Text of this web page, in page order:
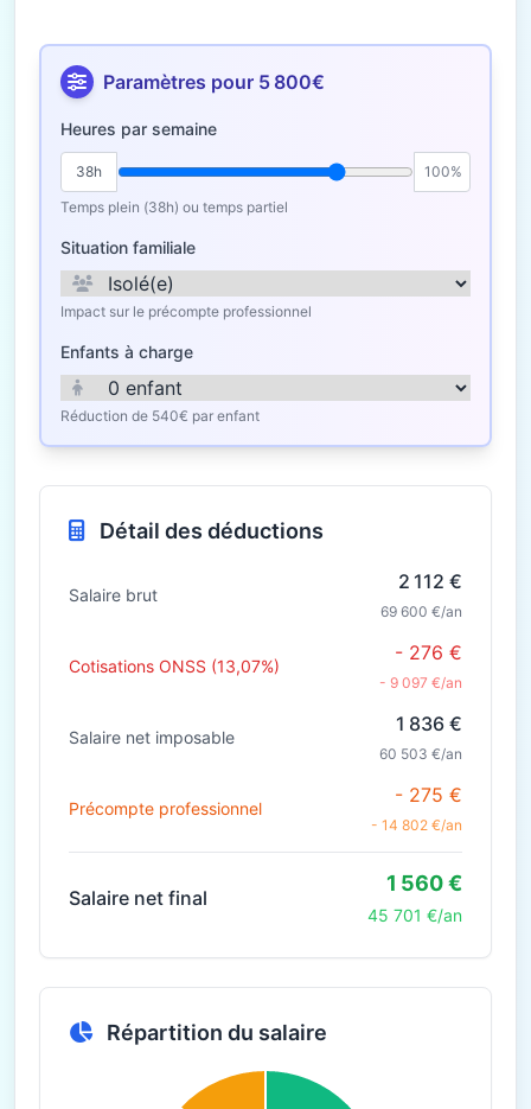
Paramètres pour 5 800€
Heures par semaine
38h
100%
Temps plein (38h) ou temps partiel
Situation familiale
Impact sur le précompte professionnel
Enfants à charge
Réduction de 540€ par enfant
Détail des déductions
Salaire brut
2 112 €
69 600 €/an
Cotisations ONSS (13,07%)
- 276 €
- 9 097 €/an
Salaire net imposable
1 836 €
60 503 €/an
Précompte professionnel
- 275 €
- 14 802 €/an
Salaire net final
1 560 €
45 701 €/an
Répartition du salaire